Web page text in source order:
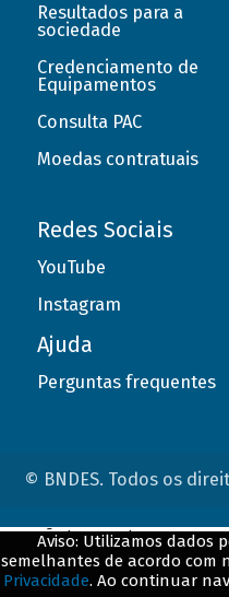
Resultados para a
sociedade
Credenciamento de
Equipamentos
Consulta PAC
Moedas contratuais
Redes Sociais
YouTube
Instagram
Ajuda
Perguntas frequentes
© BNDES. Todos os
Aviso: Utilizamos dados
semelhantes de acordo com
Privacidade. Ao continuar
ConteÃºdo complementar
${title}${badge}